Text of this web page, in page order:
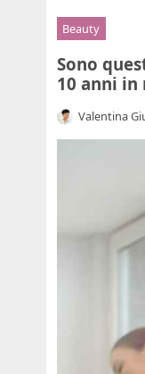
Beauty
Sono
10 anni in
Valentina